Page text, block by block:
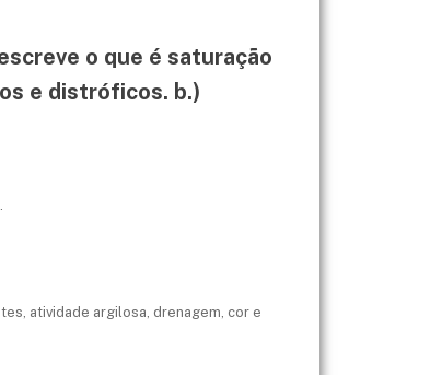
o que é saturação
e distróficos. b.)
atividade argilosa, drenagem, cor e